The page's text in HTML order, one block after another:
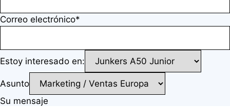
Correo electrónico*
Estoy interesado en:
Asunto
Su mensaje